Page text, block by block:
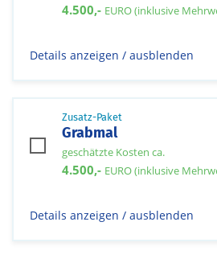
4.500,- EURO (inklusive
Details anzeigen / ausblenden
Zusatz-Paket
Grabmal
geschätzte Kosten ca.
4.500,- EURO (inklusive
Details anzeigen / ausblenden